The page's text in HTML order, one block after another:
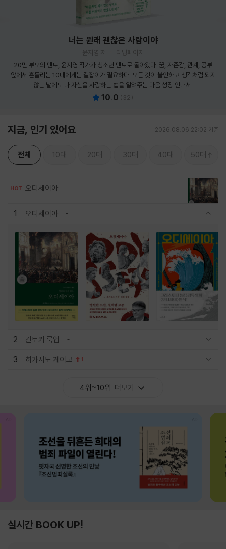
너는 원래 괜찮은 사람이야
윤지영 저
터닝페이지
20만 부모의 멘토, 윤지영 작가가 청소년 멘토로 돌아왔다. 꿈, 자존감, 관계, 공부
앞에서 흔들리는 10대에게는 길잡이가 필요하다. 모든 것이 불안하고 생각처럼 되지
않는 날에도 나 자신을 사랑하는 법을 알려주는 마음 성장 안내서.
10.0 ( 32 )
지금, 인기 있어요 2026.08.06 22:02 기준
전체 10대 20대 30대 40대 50대
HOT 오디세이아
1 오디세이아
2 긴토키 룩업
3 히가시노 게이고 1
4위~10위 더보기
실시간 BOOK UP!